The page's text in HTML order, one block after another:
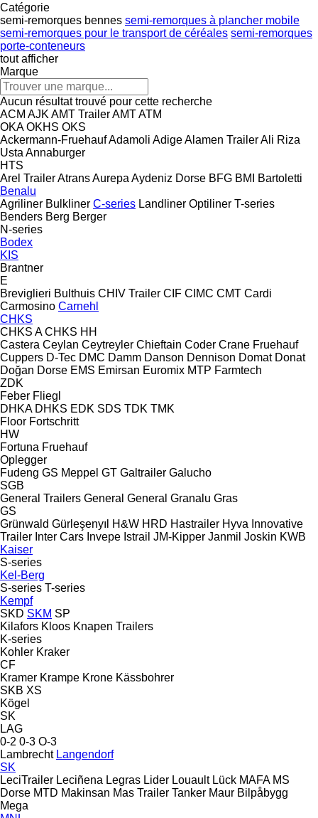
Catégorie
semi-remorques bennes semi-remorques à plancher mobile
semi-remorques pour le transport de céréales semi-remorques
porte-conteneurs
tout afficher
Marque
Aucun résultat trouvé pour cette recherche
ACM AJK AMT TrailerAMTATM
OKA OKHS OKS
Ackermann-FruehaufAdamoli AdigeAlamen TrailerAli Riza
Usta Annaburger
HTS
Arel TrailerAtransAurepa Aydeniz Dorse BFG BMI
Bartoletti
Benalu
Agriliner Bulkliner C-series Landliner Optiliner T-series
Benders Berg Berger
N-series
Bodex
KIS
Brantner
E
Breviglieri Bulthuis CHIV Trailer CIF CIMC CMT Cardi
Carmosino Carnehl
CHKS
CHKS A CHKS HH
Castera Ceylan Ceytreyler Chieftain Coder Crane Fruehauf
Cuppers D-Tec DMC Damm Danson Dennison Domat Donat
Doğan Dorse EMS Emirsan Euromix MTP Farmtech
ZDK
Feber Fliegl
DHKA DHKS EDK SDS TDK TMK
Floor Fortschritt
HW
Fortuna Fruehauf
Oplegger
Fudeng GS Meppel GT Galtrailer Galucho
SGB
General Trailers General General Granalu Gras
GS
Grünwald Gürleşenyıl H&W HRD Hastrailer Hyva Innovative
Trailer Inter Cars Invepe Istrail JM-Kipper Janmil Joskin KWB
Kaiser
S-series
Kel-Berg
S-series T-series
Kempf
SKD SKM SP
Kilafors Kloos Knapen Trailers
K-series
Kohler Kraker
CF
Kramer Krampe Krone Kässbohrer
SKB XS
Kögel
SK
LAG
0-2 0-3 O-3
Lambrecht Langendorf
SK
LeciTrailer Leciñena Legras Lider Louault Lück MAFA MS
Dorse MTD Makinsan Mas Trailer Tanker Maur Bilpåbygg
Mega